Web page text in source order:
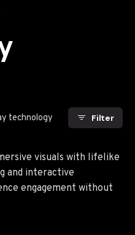
technology Filter
visuals with lifelike
and interactive
engagement without